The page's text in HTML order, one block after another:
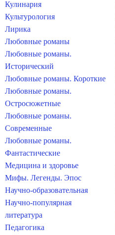
Кулинария
Культурология
Лирика
Любовные романы
Любовные романы.
Исторический
Любовные романы. Короткие
Любовные романы.
Остросюжетные
Любовные романы.
Современные
Любовные романы.
Фантастические
Медицина и здоровье
Мифы. Легенды. Эпос
Научно-образовательная
Научно-популярная
литература
Педагогика